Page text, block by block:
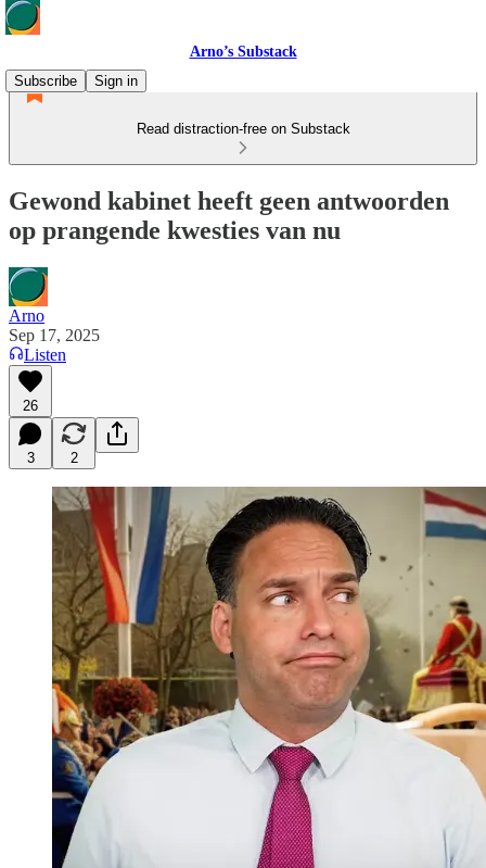
Arno’s Substack
Subscribe
Sign in
Read distraction-free on Substack
Gewond kabinet heeft geen antwoorden
op prangende kwesties van nu
Arno
Sep 17, 2025
Listen
26
3 2